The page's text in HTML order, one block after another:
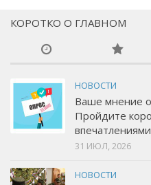
КОРОТКО О ГЛАВНОМ
НОВОСТИ
Ваше мнение
Пройдите
31 ИЮЛ, 2026
НОВОСТИ